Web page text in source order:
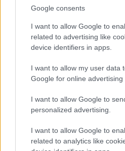
Google consents
I want to allow Google to
related to advertising like
device identifiers in apps.
I want to allow my user data
Google for online advertising
I want to allow Google to
personalized advertising.
I want to allow Google to
related to analytics like
Népszerű